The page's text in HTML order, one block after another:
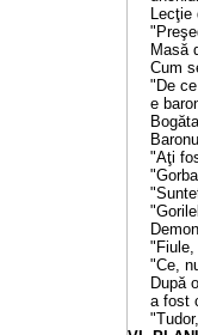
Masă
Cum
"De
e
"Aţi
"Ce,
După
a fost